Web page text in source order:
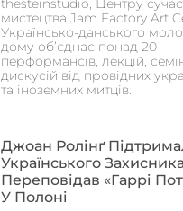
мистецтва Jam Factory Art
Українсько-данського
дому об’єднає понад 20
перформансів, лекцій,
дискусій від провідних
та іноземних митців.
Джоан Ролінґ
Українського
Переповідав «Гаррі
У Полоні